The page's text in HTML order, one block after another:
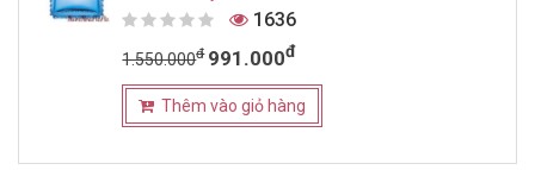
1636
1.550.000đ 991.000đ
Thêm vào giỏ hàng